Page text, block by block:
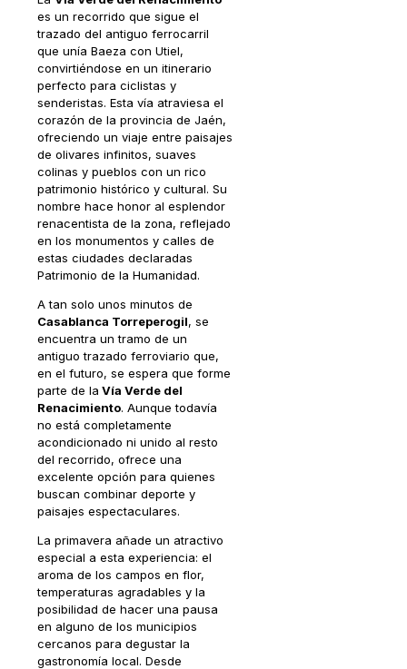
es un recorrido que sigue el
trazado del antiguo ferrocarril
que unía Baeza con Utiel,
convirtiéndose en un itinerario
perfecto para ciclistas y
senderistas. Esta vía atraviesa el
corazón de la provincia de Jaén,
ofreciendo un viaje entre paisajes
de olivares infinitos, suaves
colinas y pueblos con un rico
patrimonio histórico y cultural. Su
nombre hace honor al esplendor
renacentista de la zona, reflejado
en los monumentos y calles de
estas ciudades declaradas
Patrimonio de la Humanidad.
A tan solo unos minutos de
Casablanca Torreperogil, se
encuentra un tramo de un
antiguo trazado ferroviario que,
en el futuro, se espera que forme
parte de la Vía Verde del
Renacimiento. Aunque todavía
no está completamente
acondicionado ni unido al resto
del recorrido, ofrece una
excelente opción para quienes
buscan combinar deporte y
paisajes espectaculares.
La primavera añade un atractivo
especial a esta experiencia: el
aroma de los campos en flor,
temperaturas agradables y la
posibilidad de hacer una pausa
en alguno de los municipios
cercanos para degustar la
gastronomía local. Desde